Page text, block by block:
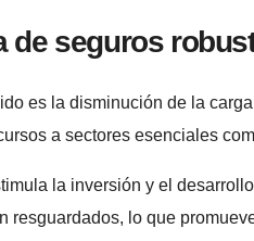
de seguros
es la disminución de la
a sectores esenciales
la inversión y el
resguardados, lo que